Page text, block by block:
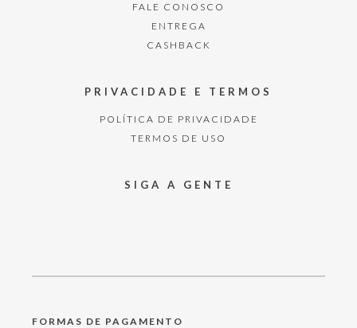
FALE CONOSCO
ENTREGA
CASHBACK
PRIVACIDADE E TERMOS
POLÍTICA DE PRIVACIDADE
TERMOS DE USO
SIGA A GENTE
FORMAS DE PAGAMENTO